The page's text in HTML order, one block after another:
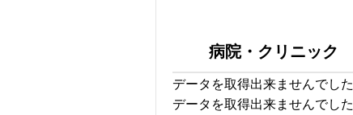
病院・クリニック
データを取得出来ませんでした
データを取得出来ませんでした